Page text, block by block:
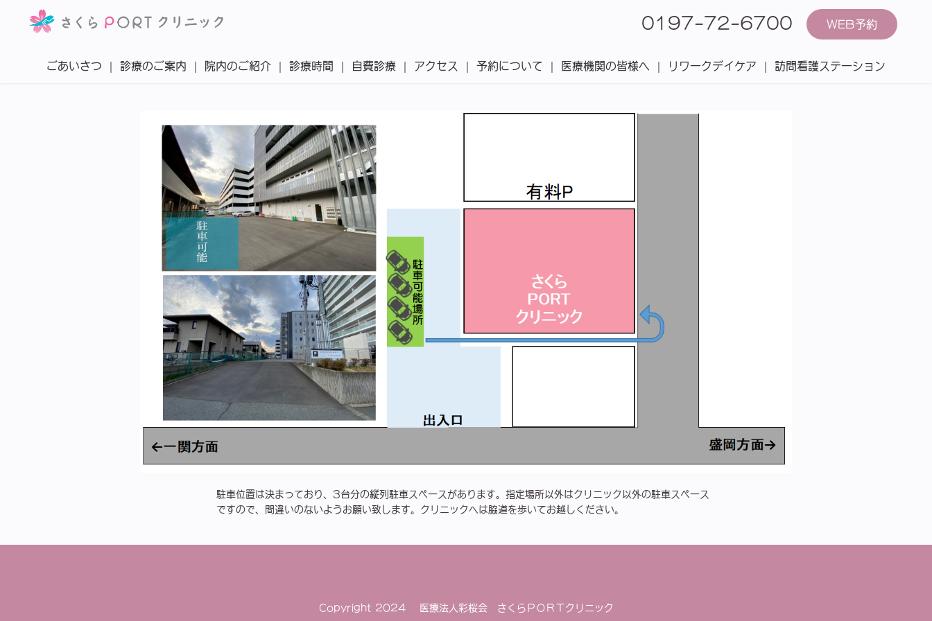
0197-72-6700 WEB予約
ごあいさつ 診療のご案内 院内のご紹介 診療時間 自費診療 アクセス 予約について 医療機関の皆様へ リワークデイケア 訪問看護ステーション
駐車位置は決まっており、3台分の縦列駐車スペースがあります。指定場所以外はクリニック以外の駐車スペース
ですので、間違いのないようお願い致します。 クリニックへは脇道を歩いてお越しください。
Copyright 2024 医療法人彩桜会 さくらＰＯＲＴクリニック